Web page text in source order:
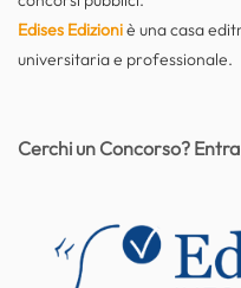
Edises Edizioniè una casa
universitaria e professionale.
Cerchi un Concorso?